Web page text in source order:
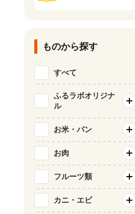
ものから探す
すべて
ふるラボオリジナ
ル
お米・パン
お肉
フルーツ類
カニ・エビ